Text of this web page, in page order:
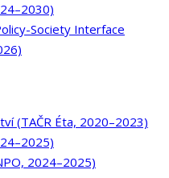
Society Interface
(TAČR Éta, 2020–2023)
2024–2025)